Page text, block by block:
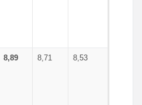
8,89 8,71 8,53